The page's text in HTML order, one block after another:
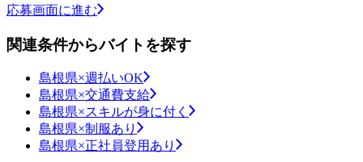
応募画面に進む
関連条件からバイトを探す
島根県×週払いOK
島根県×交通費支給
島根県×スキルが身に付く
島根県×制服あり
島根県×正社員登用あり